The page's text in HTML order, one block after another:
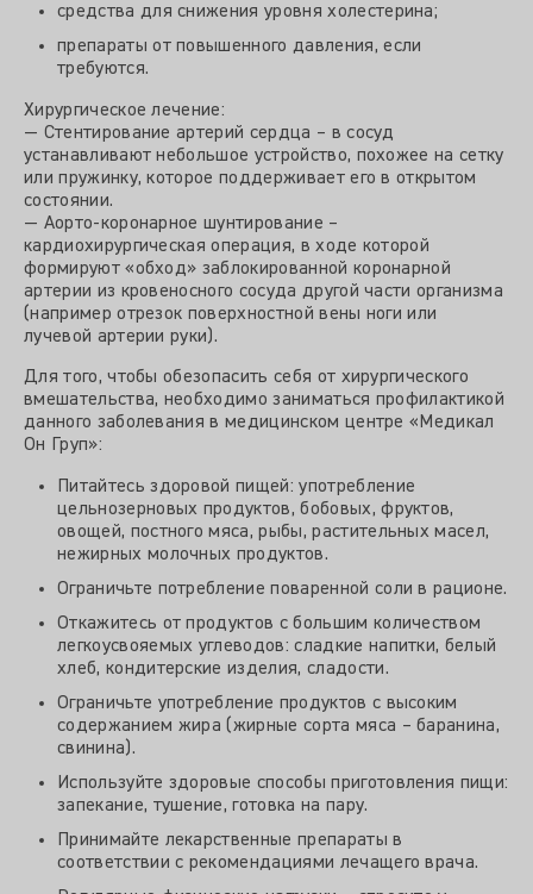
средства для снижения уровня холестерина;
препараты от повышенного давления, если
требуются.
Хирургическое лечение:
— Стентирование артерий сердца – в сосуд
устанавливают небольшое устройство, похожее на сетку
или пружинку, которое поддерживает его в открытом
состоянии.
— Аорто-коронарное шунтирование –
кардиохирургическая операция, в ходе которой
формируют «обход» заблокированной коронарной
артерии из кровеносного сосуда другой части организма
(например отрезок поверхностной вены ноги или
лучевой артерии руки).
Для того, чтобы обезопасить себя от хирургического
вмешательства, необходимо заниматься профилактикой
данного заболевания в медицинском центре «Медикал
Он Груп»:
Питайтесь здоровой пищей: употребление
цельнозерновых продуктов, бобовых, фруктов,
овощей, постного мяса, рыбы, растительных масел,
нежирных молочных продуктов.
Ограничьте потребление поваренной соли в рационе.
Откажитесь от продуктов с большим количеством
легкоусвояемых углеводов: сладкие напитки, белый
хлеб, кондитерские изделия, сладости.
Ограничьте употребление продуктов с высоким
содержанием жира (жирные сорта мяса – баранина,
свинина).
Используйте здоровые способы приготовления пищи:
запекание, тушение, готовка на пару.
Принимайте лекарственные препараты в
соответствии с рекомендациями лечащего врача.